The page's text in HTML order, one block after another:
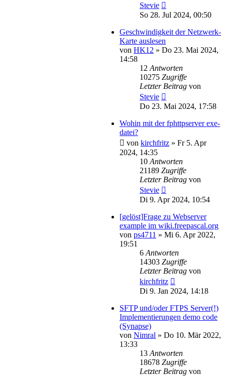
Stevie
So 28. Jul 2024, 00:50
Geschwindigkeit der Netzwerk-
Karte auslesen
von HK12 » Do 23. Mai 2024,
14:58
12 Antworten
10275 Zugriffe
Letzter Beitrag von
Stevie
Do 23. Mai 2024, 17:58
Wohin mit der fphttpserver exe-
datei?
von kirchfritz » Fr 5. Apr
2024, 14:35
10 Antworten
21189 Zugriffe
Letzter Beitrag von
Stevie
Di 9. Apr 2024, 10:54
[gelöst]Frage zu Webserver
example im wiki.freepascal.org
von ps4711 » Mi 6. Apr 2022,
19:51
6 Antworten
14303 Zugriffe
Letzter Beitrag von
kirchfritz
Di 9. Jan 2024, 14:18
SFTP und/oder FTPS Server(!)
Implementierungen demo code
(Synapse)
von Nimral » Do 10. Mär 2022,
13:33
13 Antworten
18678 Zugriffe
Letzter Beitrag von